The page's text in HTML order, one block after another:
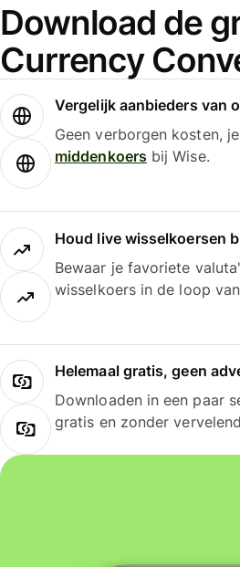
Download de
Currency
Vergelijk aanbieders van
Geen verborgen kosten,
middenkoersbij Wise.
Houd live wisselkoersen
Bewaar je favoriete
wisselkoers in de loop
Helemaal gratis, geen
Downloaden in een paar
gratis en zonder